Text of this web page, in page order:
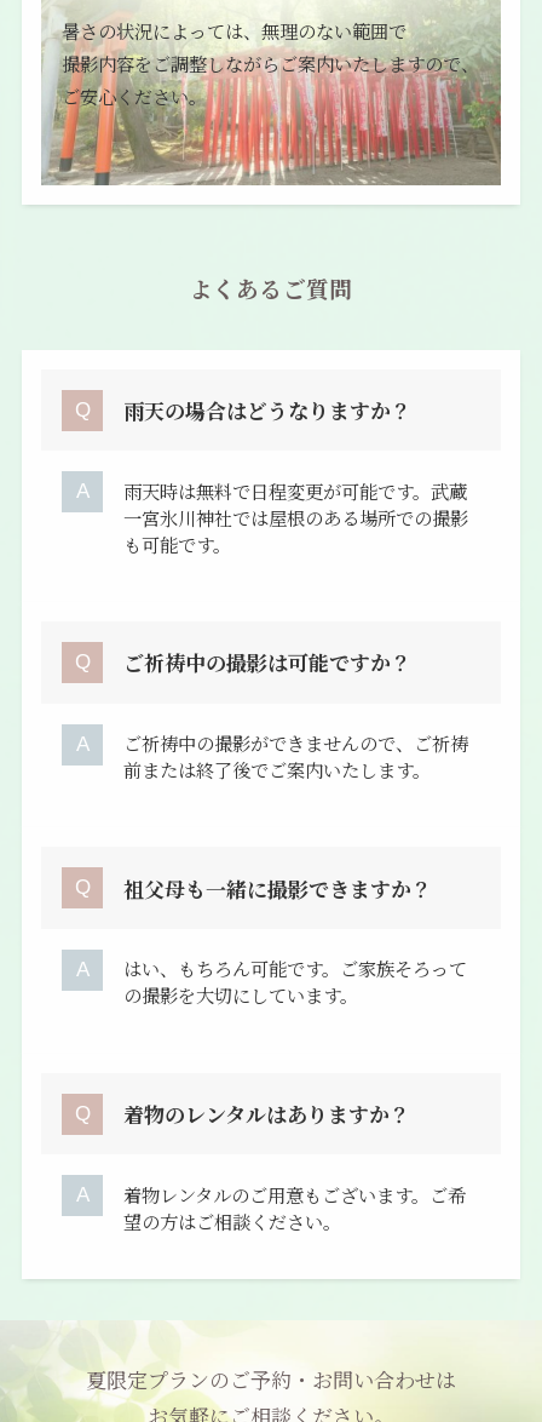
暑さの状況によっては、無理のない範囲で
撮影内容をご調整しながらご案内いたしますので、
ご安心ください。
よくあるご質問
雨天の場合はどうなりますか？
雨天時は無料で日程変更が可能です。武蔵
一宮氷川神社では屋根のある場所での撮影
も可能です。
ご祈祷中の撮影は可能ですか？
ご祈祷中の撮影ができませんので、ご祈祷
前または終了後でご案内いたします。
祖父母も一緒に撮影できますか？
はい、もちろん可能です。ご家族そろって
の撮影を大切にしています。
着物のレンタルはありますか？
着物レンタルのご用意もございます。ご希
望の方はご相談ください。
夏限定プランのご予約・お問い合わせは
お気軽にご相談ください。